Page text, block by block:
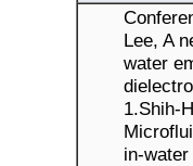
Lee, A
water
1.Shih-
in-